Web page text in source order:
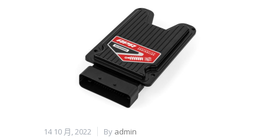
14 10 月, 2022 By admin